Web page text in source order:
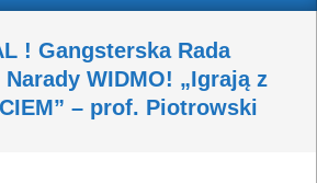
! Gangsterska Rada
WIDMO! „Igrają z
– prof. Piotrowski